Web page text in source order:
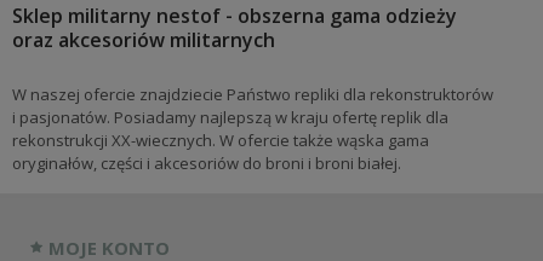
Sklep militarny nestof - obszerna gama odzieży
oraz akcesoriów militarnych
W naszej ofercie znajdziecie Państwo repliki dla rekonstruktorów
i pasjonatów. Posiadamy najlepszą w kraju ofertę replik dla
rekonstrukcji XX-wiecznych. W ofercie także wąska gama
oryginałów, części i akcesoriów do broni i broni białej.
MOJE KONTO